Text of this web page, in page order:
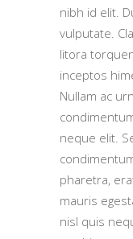
nibh id elit.
vulputate.
litora
inceptos
Nullam ac
neque elit.
pharetra,
mauris
nisl quis